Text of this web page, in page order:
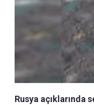
Rusya açıklarında